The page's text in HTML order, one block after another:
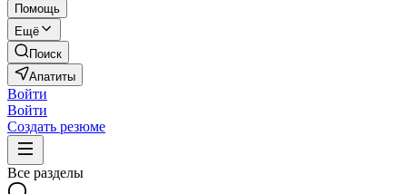
Помощь
Ещё
Поиск
Апатиты
Войти
Войти
Создать резюме
Все разделы